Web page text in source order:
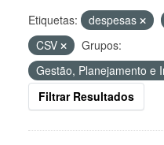
Etiquetas: despesas
CSV
Grupos:
Gestão, Planejamento e
Filtrar Resultados